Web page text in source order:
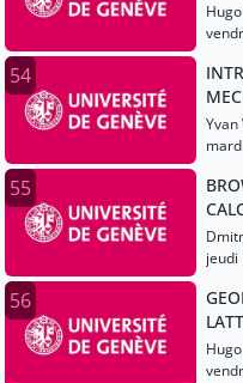
54
Yvan
55
jeudi
56